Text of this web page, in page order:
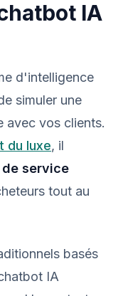
IA
d'intelligence
simuler une
avec vos clients.
du luxe, il
service
tout au
basés
IA